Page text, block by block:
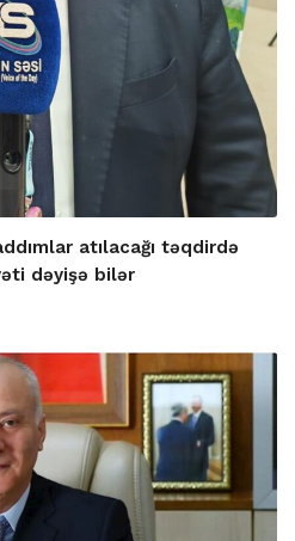
atılacağı təqdirdə
dəyişə bilər